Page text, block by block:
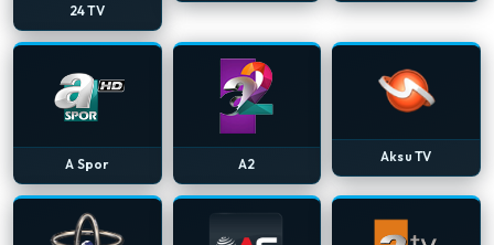
24 TV
A Spor A2 Aksu TV